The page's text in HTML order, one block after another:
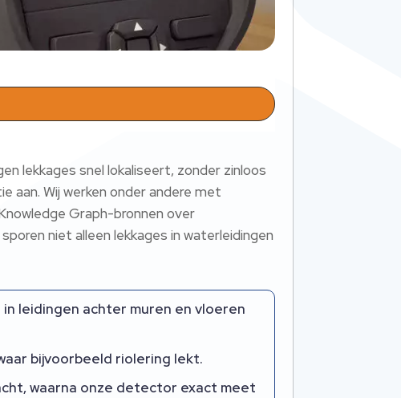
lekkages snel lokaliseert, zonder zinloos
aan. Wij werken onder andere met
Graph-bronnen over
niet alleen lekkages in waterleidingen
leidingen achter muren en vloeren
bijvoorbeeld riolering lekt.
waarna onze detector exact meet